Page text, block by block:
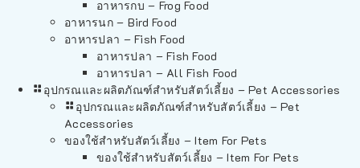
อาหารกบ – Frog Food
อาหารนก – Bird Food
อาหารปลา – Fish Food
อาหารปลา – Fish Food
อาหารปลา – All Fish Food
อุปกรณและผลิตภัณฑ์สำหรับสัตว์เลี้ยง – Pet Accessories
อุปกรณและผลิตภัณฑ์สำหรับสัตว์เลี้ยง – Pet
Accessories
ของใช้สำหรับสัตว์เลี้ยง – Item For Pets
ของใช้สำหรับสัตว์เลี้ยง – Item For Pets